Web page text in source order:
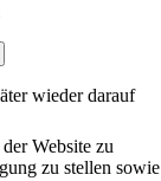
Website zu
zu stellen sowie
wieder darauf